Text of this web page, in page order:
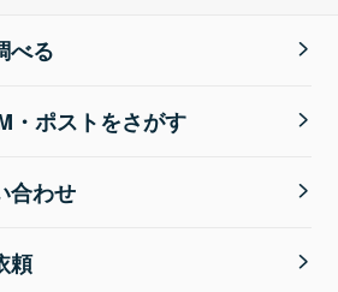
べる
・ポストをさがす
合わせ
頼